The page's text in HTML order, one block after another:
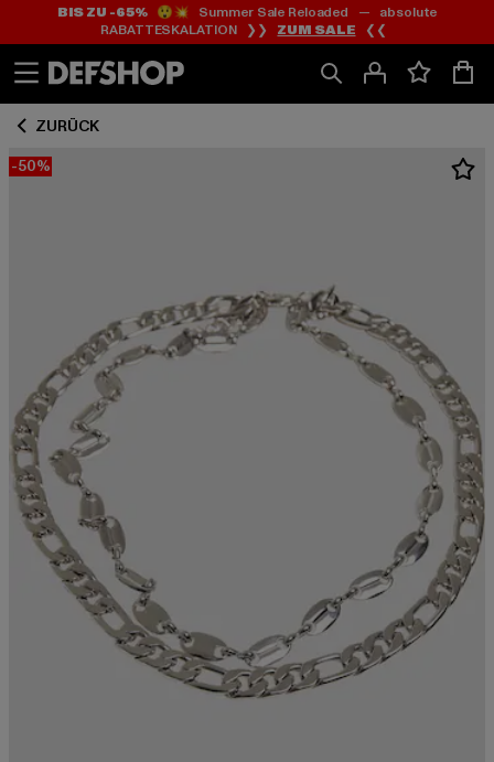
Zum
Inhalt
springen
Zum
Fußzeile
springen
BIS ZU -65%😲💥 Summer Sale Reloaded — absolute
RABATTESKALATION ❯❯ ZUM SALE ❮❮
ZURÜCK
-50%